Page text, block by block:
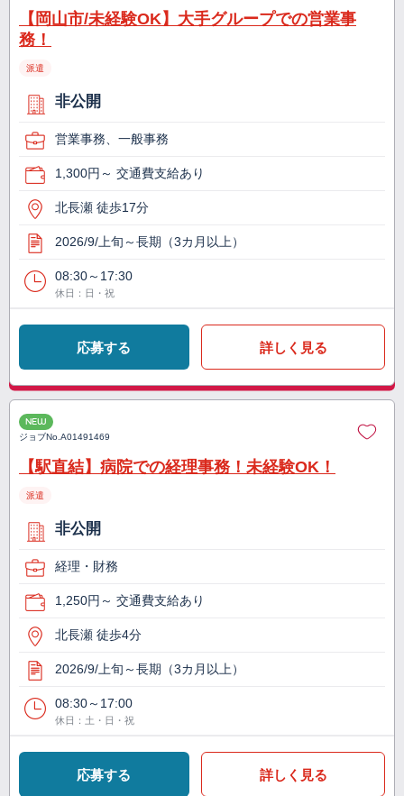
【岡山市/未経験OK】大手グループでの営業事
務！
派遣
非公開
営業事務、一般事務
1,300円～ 交通費支給あり
北長瀬 徒歩17分
2026/9/上旬～長期（3カ月以上）
08:30～17:30
休日：日・祝
応募する 詳しく見る
NEW
ジョブNo.A01491469
【駅直結】病院での経理事務！未経験OK！
派遣
非公開
経理・財務
1,250円～ 交通費支給あり
北長瀬 徒歩4分
2026/9/上旬～長期（3カ月以上）
08:30～17:00
休日：土・日・祝
応募する 詳しく見る